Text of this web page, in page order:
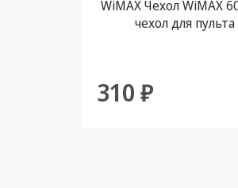
WiMAX Чехол WiMAX
чехол для пульта
310 ₽